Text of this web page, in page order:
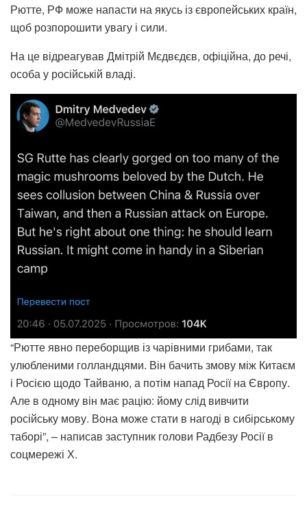
Рютте, РФ може напасти на якусь із європейських країн,
щоб розпорошити увагу і сили.
На це відреагував Дмітрій Мєдвєдєв, офіційна, до речі,
особа у російській владі.
“Рютте явно переборщив із чарівними грибами, так
улюбленими голландцями. Він бачить змову між Китаєм
і Росією щодо Тайваню, а потім напад Росії на Європу.
Але в одному він має рацію: йому слід вивчити
російську мову. Вона може стати в нагоді в сибірському
таборі”, – написав заступник голови Радбезу Росії в
соцмережі Х.